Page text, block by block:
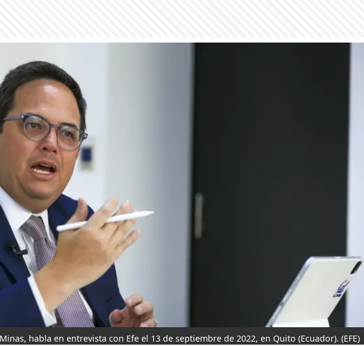
habla en entrevista con Efe el 13 de septiembre de 2022, en Quito (Ecuador). (EFE)